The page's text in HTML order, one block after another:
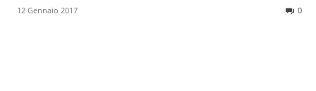
12 Gennaio 2017 0